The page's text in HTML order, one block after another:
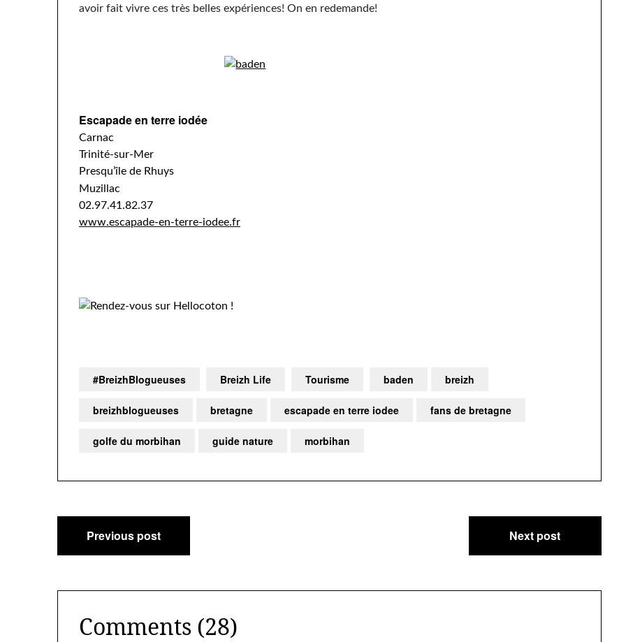
avoir fait vivre ces très belles expériences! On en redemande!
Escapade en terre iodée
Carnac
Trinité-sur-Mer
Presqu’île de Rhuys
Muzillac
02.97.41.82.37
www.escapade-en-terre-iodee.fr
#BreizhBlogueuses Breizh Life Tourisme baden breizh
breizhblogueuses bretagne escapade en terre iodee fans de bretagne
golfe du morbihan guide nature morbihan
Navigation
de
l’article
Previous post Next post
Comments (28)